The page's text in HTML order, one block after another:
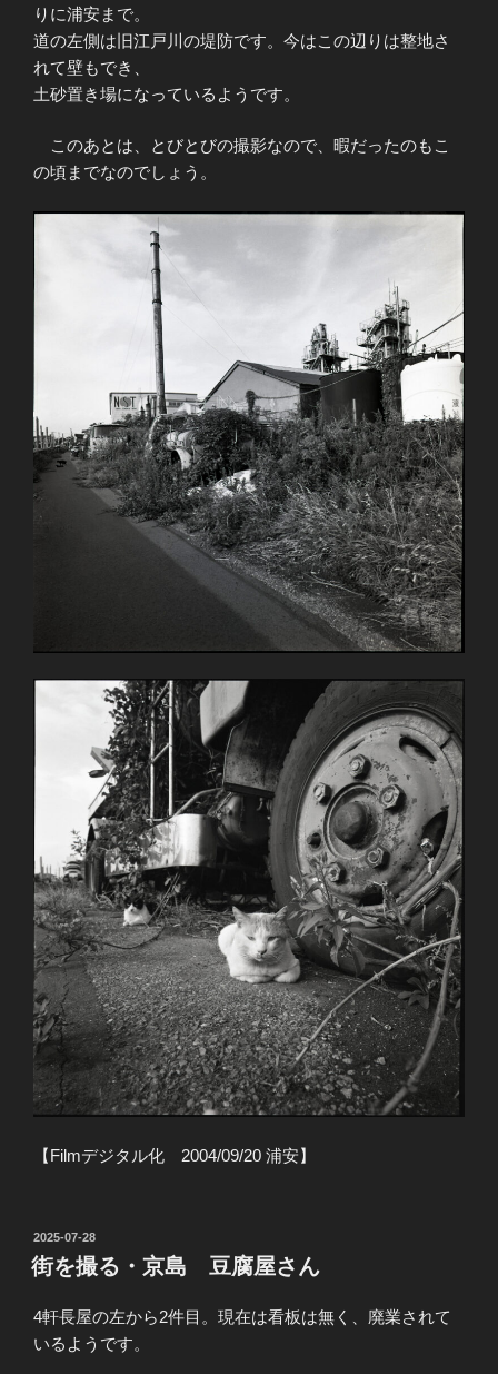
りに浦安まで。
道の左側は旧江戸川の堤防です。今はこの辺りは整地さ
れて壁もでき、
土砂置き場になっているようです。
このあとは、とびとびの撮影なので、暇だったのもこ
の頃までなのでしょう。
【Filmデジタル化 2004/09/20 浦安】
投
稿
日:
2025-07-28
街を撮る・京島 豆腐屋さん
4軒長屋の左から2件目。現在は看板は無く、廃業されて
いるようです。